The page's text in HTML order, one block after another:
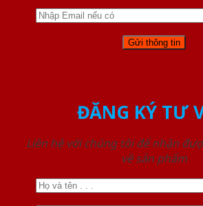
ĐĂNG KÝ TƯ
Liên hệ với chúng tôi để nhận
về sản phẩm